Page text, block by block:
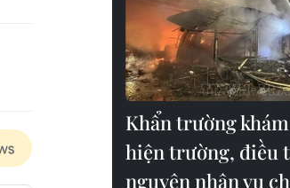
Khẩn trường
hiện trường, điều
nguyên nhân vụ